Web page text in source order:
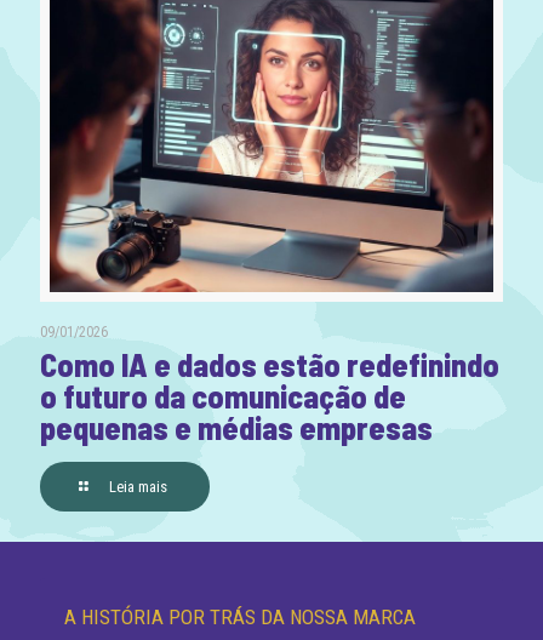
09/01/2026
Como IA e dados estão redefinindo
o futuro da comunicação de
pequenas e médias empresas
Leia mais
A HISTÓRIA POR TRÁS DA NOSSA MARCA